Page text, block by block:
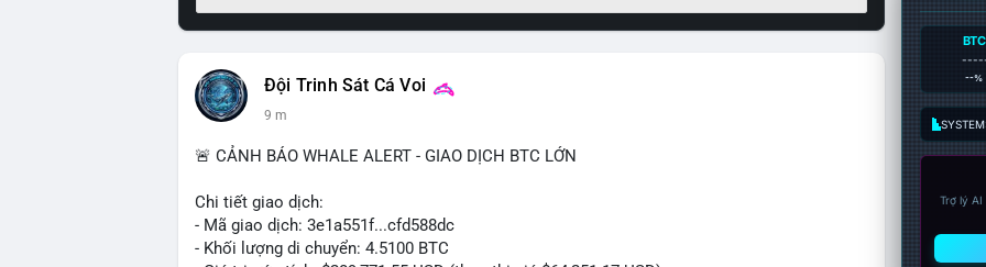
Đội Trinh Sát Cá Voi
9 m
🚨 CẢNH BÁO WHALE ALERT - GIAO DỊCH BTC LỚN
Chi tiết giao dịch:
- Mã giao dịch: 3e1a551f...cfd588dc
- Khối lượng di chuyển: 4.5100 BTC
BTC
--%
Trợ lý